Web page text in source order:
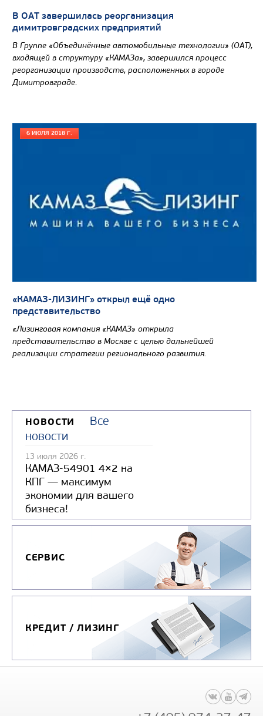
В ОАТ завершилась реорганизация
димитровградских предприятий
В Группе «Объединённые автомобильные технологии» (ОАТ),
входящей в структуру «КАМАЗа», завершился процесс
реорганизации производств, расположенных в городе
Димитровграде.
6 ИЮЛЯ 2018 Г.
«КАМАЗ-ЛИЗИНГ» открыл ещё одно
представительство
«Лизинговая компания «КАМАЗ» открыла
представительство в Москве с целью дальнейшей
реализации стратегии регионального развития.
НОВОСТИ
Все
новости
13 июля 2026 г.
КАМАЗ-54901 4×2 на
КПГ — максимум
экономии для вашего
бизнеса!
СЕРВИС
КРЕДИТ / ЛИЗИНГ